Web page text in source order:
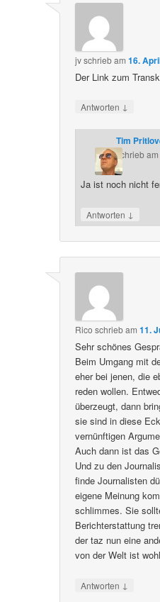
jvschriebam16.
Der Link zum
Antworten ↓
Tim
schriebam
Ja ist noch nicht
Antworten ↓
Rico schriebam11.
Sehr schönes
Beim Umgang mit
eher bei jenen, die
reden wollen.
überzeugt, dann
sie sind in diese
vernünftigen
Auch dann ist das
Und zu den
finde Journalisten
eigene Meinung
schlimmes. Sie
Berichterstattung
der taz nun eine
von der Welt ist
Antworten ↓